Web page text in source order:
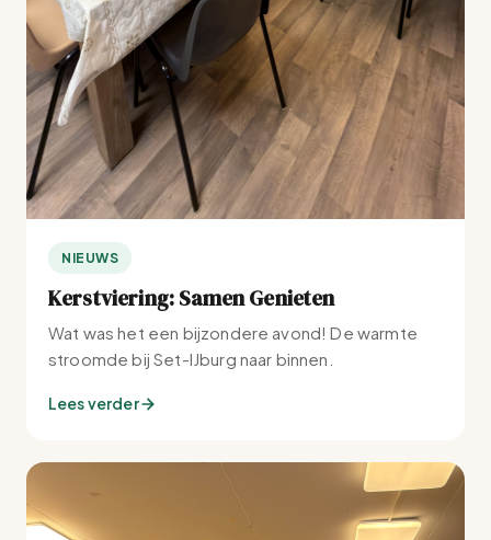
NIEUWS
Kerstviering: Samen Genieten
Wat was het een bijzondere avond! De warmte
stroomde bij Set-IJburg naar binnen.
Lees verder